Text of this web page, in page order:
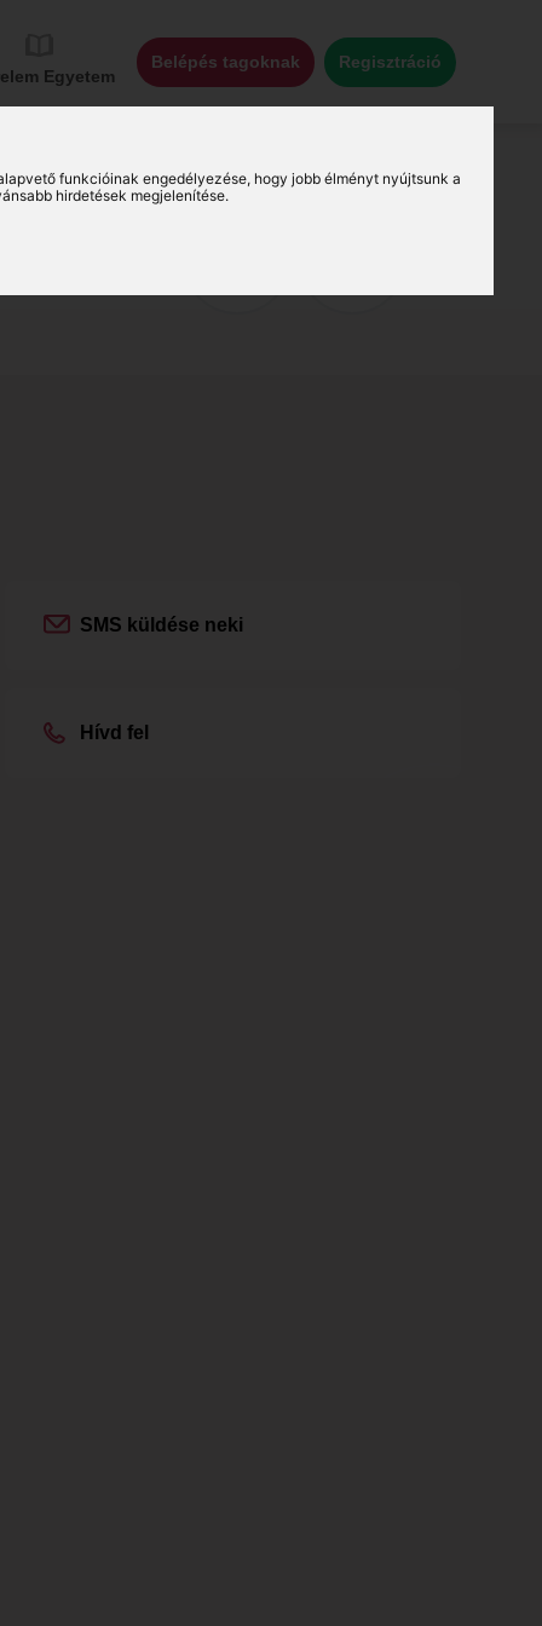
funkcióinak engedélyezése, hogy jobb élményt nyújtsunk a
hirdetések megjelenítése.
Egyetem
Belépés tagoknak Regisztráció
SMS küldése neki
Hívd fel